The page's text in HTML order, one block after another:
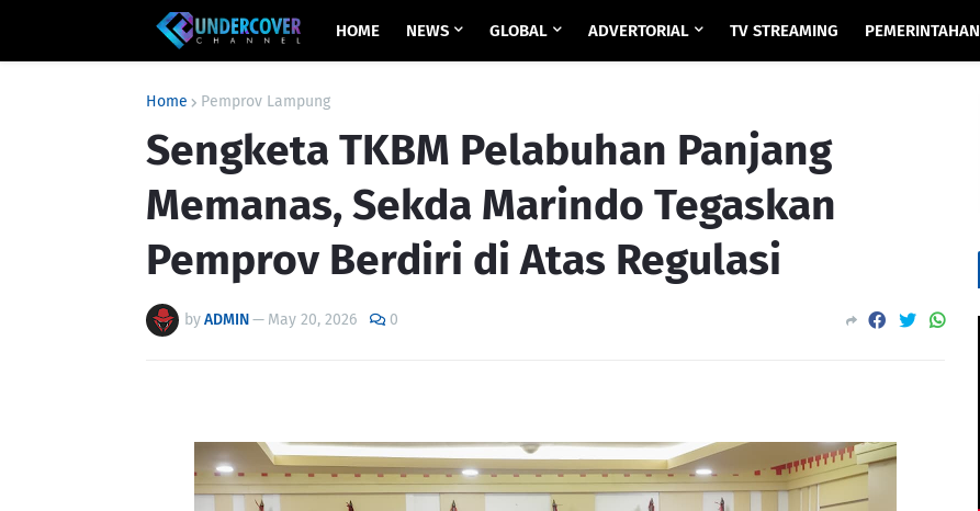
HOME NEWS GLOBAL ADVERTORIAL TV STREAMING PEMERINTAHAN
Home Pemprov Lampung
Sengketa TKBM Pelabuhan Panjang
Memanas, Sekda Marindo Tegaskan
Pemprov Berdiri di Atas Regulasi
byADMIN— May 20, 2026 0